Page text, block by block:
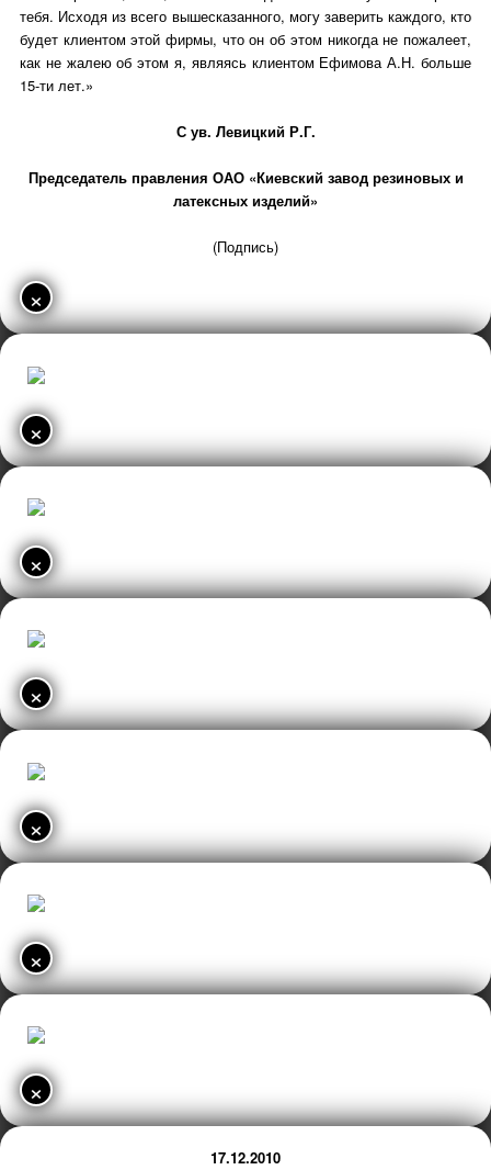
тебя. Исходя из всего вышесказанного, могу заверить каждого, кто
будет клиентом этой фирмы, что он об этом никогда не пожалеет,
как не жалею об этом я, являясь клиентом Ефимова А.Н. больше
15-ти лет.»
С ув. Левицкий Р.Г.
Председатель правления ОАО «Киевский завод резиновых и
латексных изделий»
(Подпись)
×
×
×
×
×
×
×
17.12.2010